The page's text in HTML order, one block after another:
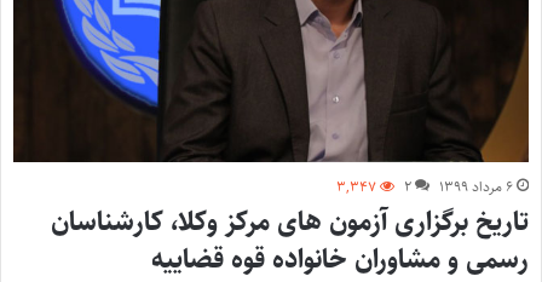
۶ مرداد ۱۳۹۹ ۲ ۳,۳۴۷
تاریخ برگزاری آزمون های مرکز وکلا، کارشناسان
رسمی و مشاوران خانواده قوه قضاییه